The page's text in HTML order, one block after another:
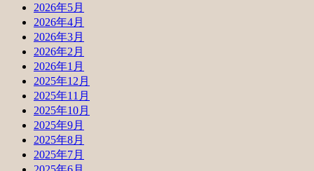
2026年5月
2026年4月
2026年3月
2026年2月
2026年1月
2025年12月
2025年11月
2025年10月
2025年9月
2025年8月
2025年7月